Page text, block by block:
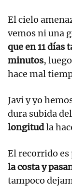
El cielo
vemos ni una
que en 11 días
minutos,
hace mal
Javi y yo
dura subida
longitudla
El recorrido es
la costa y
tampoco